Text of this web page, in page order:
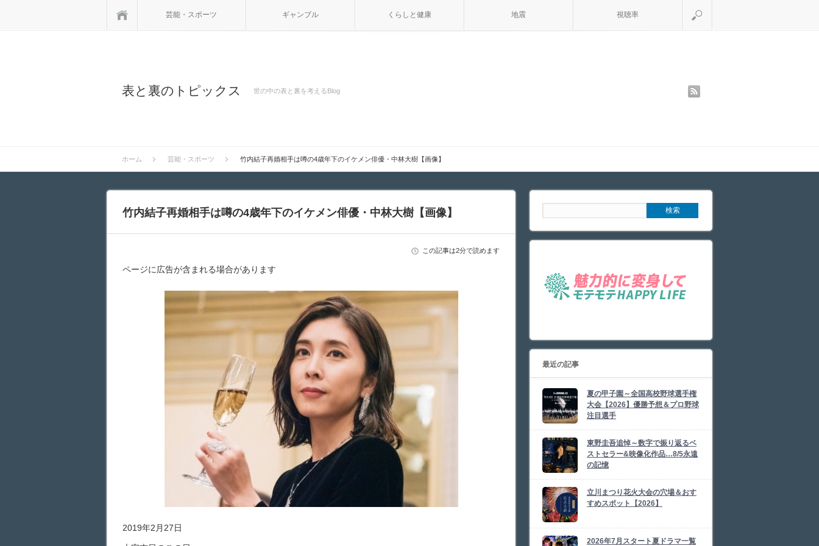
芸能・スポーツ ギャンブル くらしと健康 地震 視聴率
表と裏のトピックス 世の中の表と裏を考えるBlog
ホーム 芸能・スポーツ 竹内結子再婚相手は噂の4歳年下のイケメン俳優・中林大樹【画像】
竹内結子再婚相手は噂の4歳年下のイケメン俳優・中林大樹【画像】
この記事は2分で読めます
ページに広告が含まれる場合があります
2019年2月27日
最近の記事
夏の甲子園～全国高校野球選手権
大会【2026】優勝予想＆プロ野球
注目選手
東野圭吾追悼～数字で振り返るベ
ストセラー&映像化作品…8/5永遠
の記憶
立川まつり花火大会の穴場＆おす
すめスポット【2026】
2026年7月スタート夏ドラマ一覧